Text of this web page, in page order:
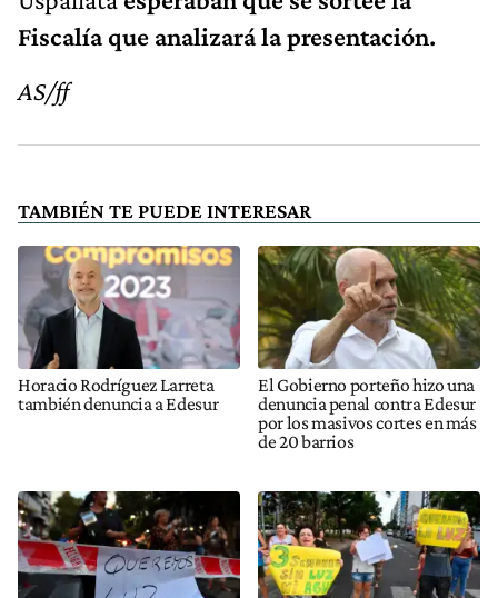
Fiscalía que analizará la presentación.
AS/ff
TAMBIÉN TE PUEDE INTERESAR
Horacio Rodríguez Larreta
también denuncia a Edesur
El Gobierno porteño hizo una
denuncia penal contra Edesur
por los masivos cortes en más
de 20 barrios